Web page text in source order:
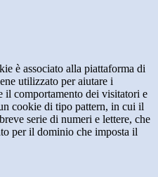
è associato alla piattaforma di
utilizzato per aiutare i
il comportamento dei visitatori e
cookie di tipo pattern, in cui il
serie di numeri e lettere, che
per il dominio che imposta il